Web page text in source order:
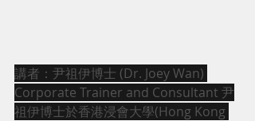
講者：尹祖伊博士 (Dr. Joey Wan)
Corporate Trainer and Consultant 尹
祖伊博士於香港浸會大學(Hong Kong